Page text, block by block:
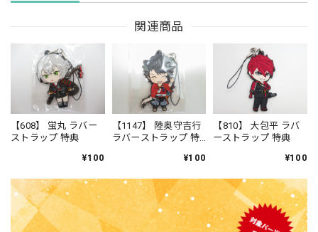
関連商品
【608】 蛍丸 ラバー
ストラップ 特典
¥100
【1147】 陸奥守吉行
ラバーストラップ 特
¥100
【810】 大包平 ラバ
ーストラップ 特典
¥100